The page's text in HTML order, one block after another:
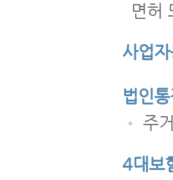
면허
사업
법인
• 주
4대보